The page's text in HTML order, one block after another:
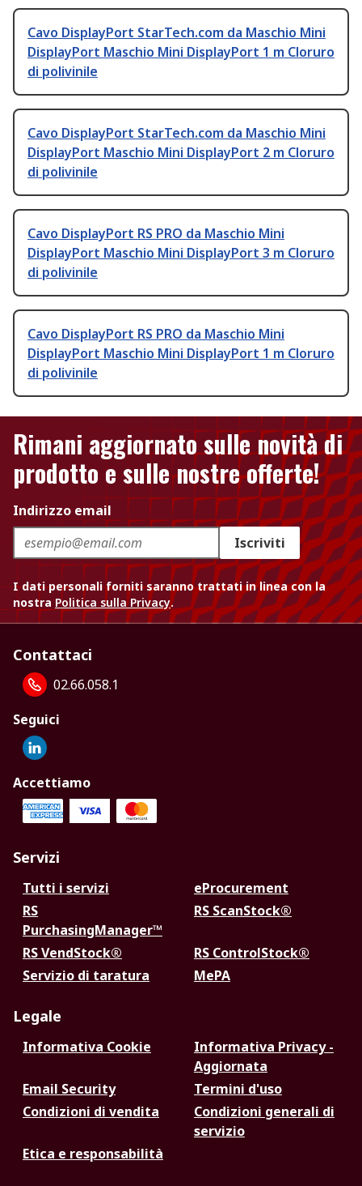
Cavo DisplayPort StarTech.com da Maschio Mini
DisplayPort Maschio Mini DisplayPort 1 m Cloruro
di polivinile
Cavo DisplayPort StarTech.com da Maschio Mini
DisplayPort Maschio Mini DisplayPort 2 m Cloruro
di polivinile
Cavo DisplayPort RS PRO da Maschio Mini
DisplayPort Maschio Mini DisplayPort 3 m Cloruro
di polivinile
Cavo DisplayPort RS PRO da Maschio Mini
DisplayPort Maschio Mini DisplayPort 1 m Cloruro
di polivinile
Rimani aggiornato sulle novità di
prodotto e sulle nostre offerte!
Indirizzo email
Iscriviti
I dati personali forniti saranno trattati in linea con la
nostra Politica sulla Privacy.
Contattaci
02.66.058.1
Seguici
Accettiamo
Servizi
Tutti i servizi
eProcurement
RS
PurchasingManager™
RS ScanStock®
RS VendStock®
RS ControlStock®
Servizio di taratura
MePA
Legale
Informativa Cookie
Informativa Privacy -
Aggiornata
Email Security
Termini d'uso
Condizioni di vendita
Condizioni generali di
servizio
Etica e responsabilità